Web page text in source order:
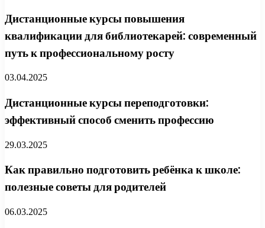
Дистанционные курсы повышения
квалификации для библиотекарей: современный
путь к профессиональному росту
03.04.2025
Дистанционные курсы переподготовки:
эффективный способ сменить профессию
29.03.2025
Как правильно подготовить ребёнка к школе:
полезные советы для родителей
06.03.2025